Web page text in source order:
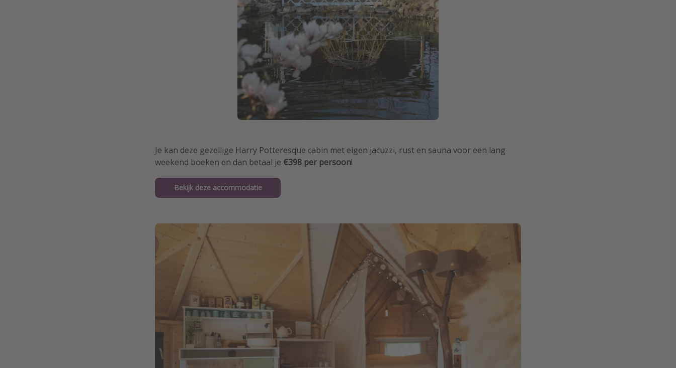
Je kan deze gezellige Harry Potteresque cabin met eigen jacuzzi, rust en sauna voor een lang
weekend boeken en dan betaal je €398 per persoon!
Bekijk deze accommodatie